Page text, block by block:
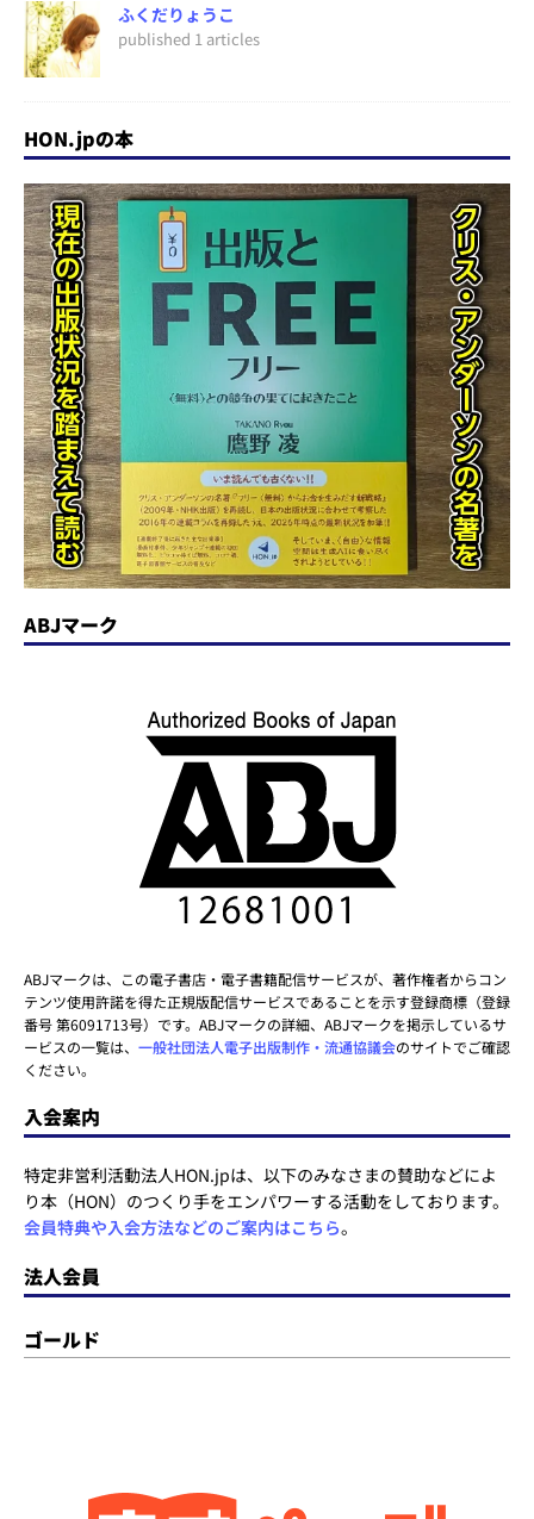
ふくだりょうこ
published 1 articles
HON.jpの本
ABJマーク
ABJマークは、この電子書店・電子書籍配信サービスが、著作権者からコン
テンツ使用許諾を得た正規版配信サービスであることを示す登録商標（登録
番号 第6091713号）です。ABJマークの詳細、ABJマークを掲示しているサ
ービスの一覧は、 一般社団法人電子出版制作・流通協議会のサイトでご確認
ください。
入会案内
特定非営利活動法人HON.jpは、以下のみなさまの賛助などによ
り本（HON）のつくり手をエンパワーする活動をしております。
会員特典や入会方法などのご案内はこちら。
法人会員
ゴールド